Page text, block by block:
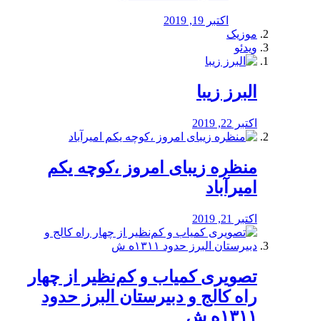
اکتبر 19, 2019
موزیک
ویدئو
البرز زیبا
اکتبر 22, 2019
منظره‌‌ زیبای امروز ،کوچه یکم
امیرآباد
اکتبر 21, 2019
️تصویری کمیاب و کم‌نظیر از چهار
راه كالج و دبيرستان البرز حدود
۱۳۱۱ه ش